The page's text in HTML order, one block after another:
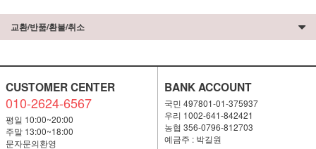
교환/반품/환불/취소
CUSTOMER CENTER
010-2624-6567
평일 10:00~20:00
주말 13:00~18:00
문자문의환영
BANK ACCOUNT
국민 497801-01-375937
우리 1002-641-842421
농협 356-0796-812703
예금주 : 박길원